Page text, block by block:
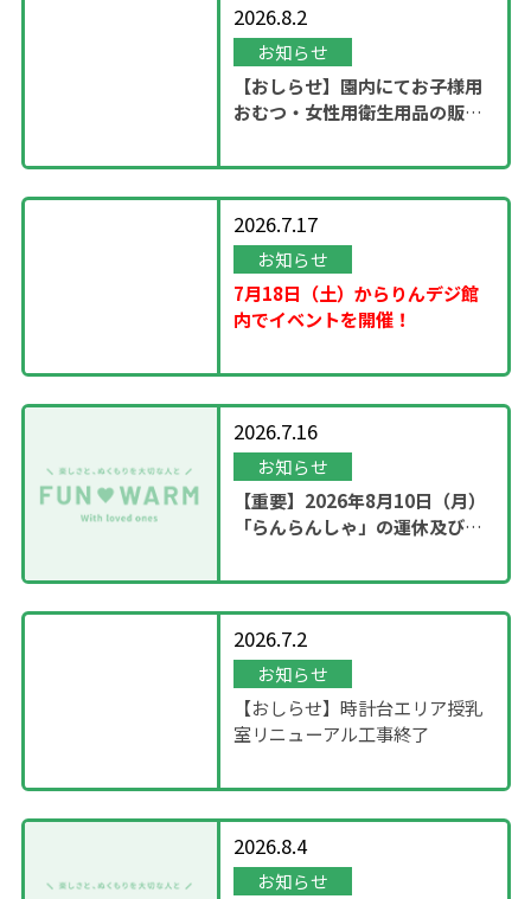
2026.8.2
お知らせ
【おしらせ】園内にてお子様用
おむつ・女性用衛生用品の販売
2026.7.17
お知らせ
7月18日（土）からりんデジ館
内でイベントを開催！
2026.7.16
お知らせ
【重要】2026年8月10日（月）
「らんらんしゃ」の運休及び園
2026.7.2
お知らせ
【おしらせ】時計台エリア授乳
室リニューアル工事終了
2026.8.4
お知らせ